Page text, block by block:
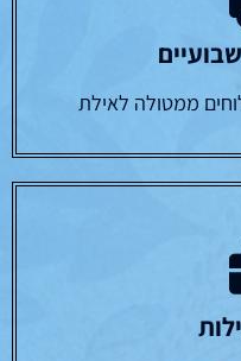
ממטולה לאילת